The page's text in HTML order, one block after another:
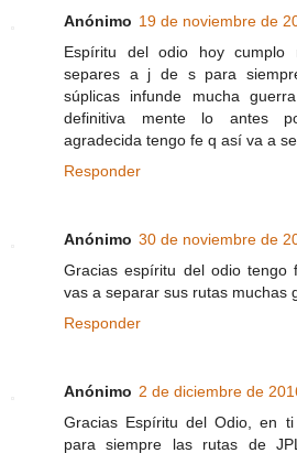
Anónimo 19 de noviembre de
Espíritu del odio hoy
separes a j de s para
súplicas infunde mucha
definitiva mente lo antes
agradecida tengo fe q así va a
Responder
Anónimo 30 de noviembre de
Gracias espíritu del odio
vas a separar sus rutas muchas
Responder
Anónimo 2 de diciembre de
Gracias Espíritu del Odio, en
para siempre las rutas de